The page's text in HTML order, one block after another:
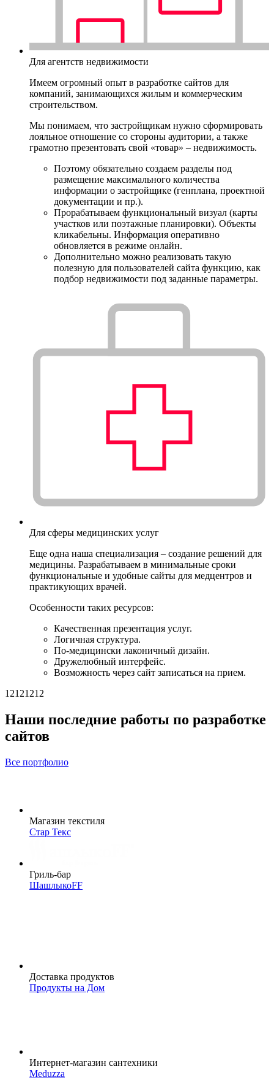
Для агентств недвижимости
Имеем огромный опыт в разработке сайтов для
компаний, занимающихся жилым и коммерческим
строительством.
Мы понимаем, что застройщикам нужно сформировать
лояльное отношение со стороны аудитории, а также
грамотно презентовать свой «товар» – недвижимость.
Поэтому обязательно создаем разделы под
размещение максимального количества
информации о застройщике (генплана, проектной
документации и пр.).
Прорабатываем функциональный визуал (карты
участков или поэтажные планировки). Объекты
кликабельны. Информация оперативно
обновляется в режиме онлайн.
Дополнительно можно реализовать такую
полезную для пользователей сайта функцию, как
подбор недвижимости под заданные параметры.
Для сферы медицинских услуг
Еще одна наша специализация – создание решений для
медицины. Разрабатываем в минимальные сроки
функциональные и удобные сайты для медцентров и
практикующих врачей.
Особенности таких ресурсов:
Качественная презентация услуг.
Логичная структура.
По-медицински лаконичный дизайн.
Дружелюбный интерфейс.
Возможность через сайт записаться на прием.
12121212
Наши последние работы по разработке
сайтов
Все портфолио
Магазин текстиля
Стар Текс
Гриль-бар
ШашлыкоFF
Доставка продуктов
Продукты на Дом
Интернет-магазин сантехники
Meduzza